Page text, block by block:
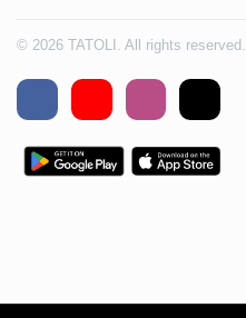
© 2026 TATOLI. All rights reserved.